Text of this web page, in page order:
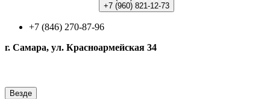
+7 (960) 821-12-73
+7 (846) 270-87-96
г. Самара, ул. Красноармейская 34
Везде